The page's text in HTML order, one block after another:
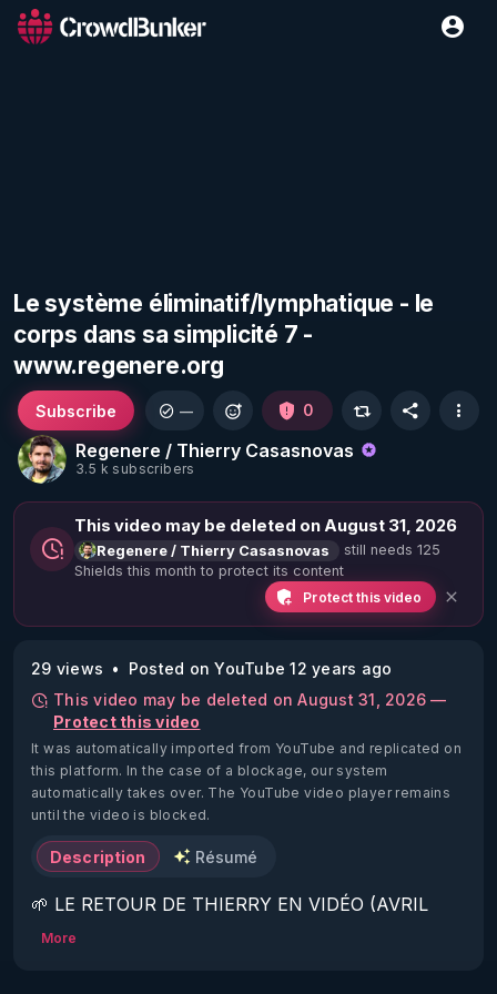
Le système éliminatif/lymphatique - le
corps dans sa simplicité 7 -
www.regenere.org
Regenere / Thierry Casasnovas
3.5 k subscribers
Subscribe — 0
This video may be deleted on August 31, 2026
Regenere / Thierry Casasnovas
still needs 125
Shields this month to protect its content
Protect this video
29 views
Posted on YouTube 12 years ago
This video may be deleted on August 31, 2026 —
Protect this video
It was automatically imported from YouTube and replicated on
this platform. In the case of a blockage, our system
automatically takes over. The YouTube video player remains
until the video is blocked.
Description Résumé
🌱 LE RETOUR DE THIERRY EN VIDÉO (AVRIL
2022)!
More